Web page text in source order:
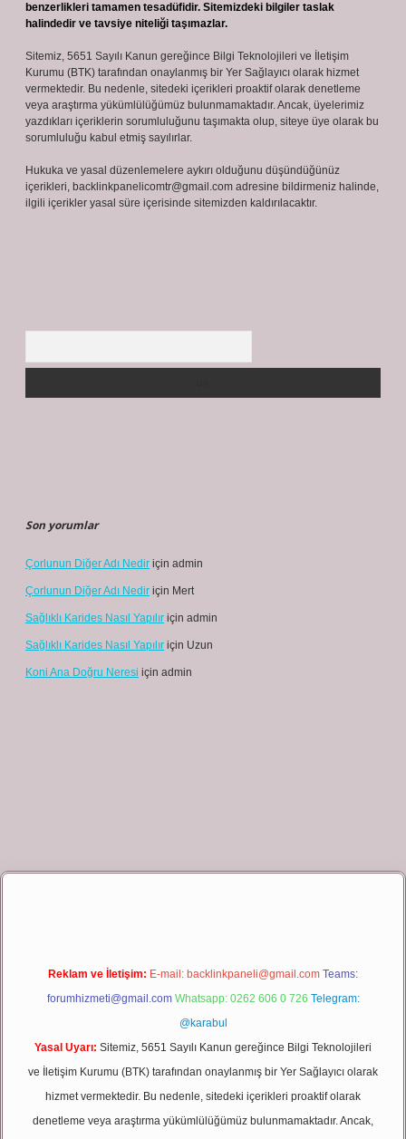
benzerlikleri tamamen tesadüfidir. Sitemizdeki bilgiler taslak
halindedir ve tavsiye niteliği taşımazlar.
Sitemiz, 5651 Sayılı Kanun gereğince Bilgi Teknolojileri ve İletişim
Kurumu (BTK) tarafından onaylanmış bir Yer Sağlayıcı olarak hizmet
vermektedir. Bu nedenle, sitedeki içerikleri proaktif olarak denetleme
veya araştırma yükümlülüğümüz bulunmamaktadır. Ancak, üyelerimiz
yazdıkları içeriklerin sorumluluğunu taşımakta olup, siteye üye olarak bu
sorumluluğu kabul etmiş sayılırlar.
Hukuka ve yasal düzenlemelere aykırı olduğunu düşündüğünüz
içerikleri, backlinkpanelicomtr@gmail.com adresine bildirmeniz halinde,
ilgili içerikler yasal süre içerisinde sitemizden kaldırılacaktır.
Son yorumlar
Çorlunun Diğer Adı Nedir için admin
Çorlunun Diğer Adı Nedir için Mert
Sağlıklı Karides Nasıl Yapılır için admin
Sağlıklı Karides Nasıl Yapılır için Uzun
Koni Ana Doğru Neresi için admin
giriş
Reklam ve İletişim: E-mail: backlinkpaneli@gmail.com Teams:
forumhizmeti@gmail.com Whatsapp: 0262 606 0 726 Telegram:
@karabul
Yasal Uyarı: Sitemiz, 5651 Sayılı Kanun gereğince Bilgi Teknolojileri
ve İletişim Kurumu (BTK) tarafından onaylanmış bir Yer Sağlayıcı olarak
hizmet vermektedir. Bu nedenle, sitedeki içerikleri proaktif olarak
denetleme veya araştırma yükümlülüğümüz bulunmamaktadır. Ancak,